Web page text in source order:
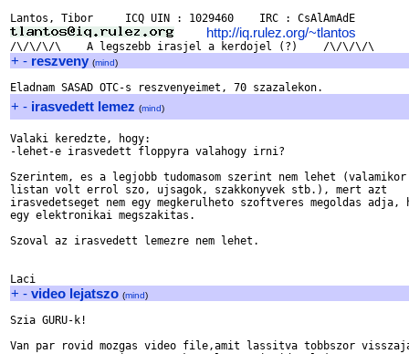
http://iq.rulez.org/~tlantos
+ - reszveny (mind)
+ - irasvedett lemez (mind)
Valaki keredzte, hogy:
-lehet-e irasvedett floppyra valahogy irni?
Szerintem, es a legjobb tudomasom szerint nem lehet (valamikor
listan volt errol szo, ujsagok, szakkonyvek stb.), mert azt
irasvedetseget nem egy megkerulheto szoftveres megoldas adja,
egy elektronikai megszakitas.
Szoval az irasvedett lemezre nem lehet.
+ - video lejatszo (mind)
Szia GURU-k!
Van par rovid mozgas video file,amit lassitva tobbszor